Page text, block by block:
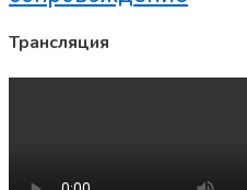
Трансляция